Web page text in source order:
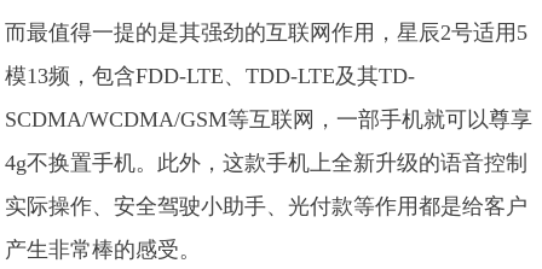
而最值得一提的是其强劲的互联网作用，星辰2号适用5
模13频，包含FDD-LTE、TDD-LTE及其TD-
SCDMA/WCDMA/GSM等互联网，一部手机就可以尊享
4g不换置手机。此外，这款手机上全新升级的语音控制
实际操作、安全驾驶小助手、光付款等作用都是给客户
产生非常棒的感受。